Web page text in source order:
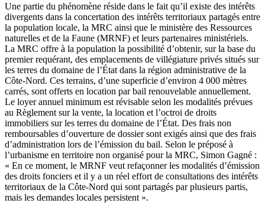
Une partie du phénomène réside dans le fait qu’il existe des intérêts
divergents dans la concertation des intérêts territoriaux partagés entre
la population locale, la MRC ainsi que le ministère des Ressources
naturelles et de la Faune (MRNF) et leurs partenaires ministériels.
La MRC offre à la population la possibilité d’obtenir, sur la base du
premier requérant, des emplacements de villégiature privés situés sur
les terres du domaine de l’État dans la région administrative de la
Côte-Nord. Ces terrains, d’une superficie d’environ 4 000 mètres
carrés, sont offerts en location par bail renouvelable annuellement.
Le loyer annuel minimum est révisable selon les modalités prévues
au Règlement sur la vente, la location et l’octroi de droits
immobiliers sur les terres du domaine de l’État. Des frais non
remboursables d’ouverture de dossier sont exigés ainsi que des frais
d’administration lors de l’émission du bail. Selon le préposé à
l’urbanisme en territoire non organisé pour la MRC, Simon Gagné :
« En ce moment, le MRNF veut refaçonner les modalités d’émission
des droits fonciers et il y a un réel effort de consultations des intérêts
territoriaux de la Côte-Nord qui sont partagés par plusieurs partis,
mais les demandes locales persistent ».